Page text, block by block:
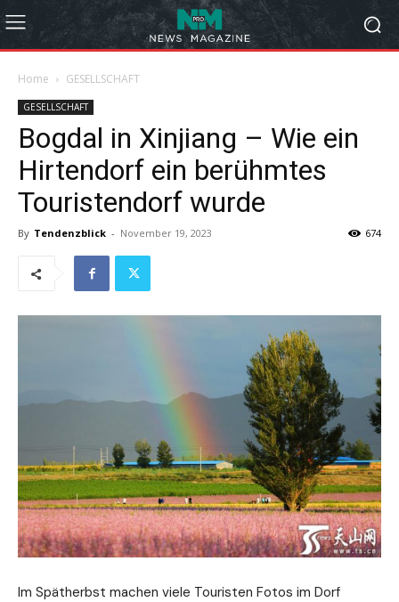
Home GESELLSCHAFT
GESELLSCHAFT
Bogdal in Xinjiang – Wie ein
Hirtendorf ein berühmtes
Touristendorf wurde
By Tendenzblick - November 19, 2023 674
Im Spätherbst machen viele Touristen Fotos im Dorf